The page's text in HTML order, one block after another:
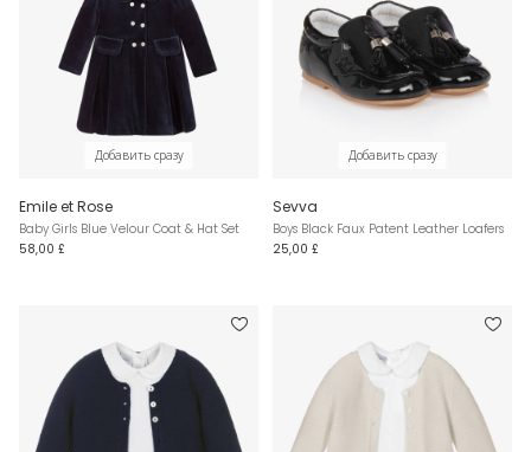
Добавить сразу
Emile et Rose
Baby Girls Blue Velour Coat & Hat Set
58,00 £
Добавить сразу
Sevva
Boys Black Faux Patent Leather Loafers
25,00 £